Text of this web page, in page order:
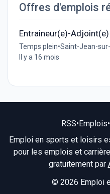
Offres d'emplois
Entraineur(e)-Adjoint(e)
Temps plein•Saint-Jean-
Il y a 16 mois
RSS•Emplois•
Emploi en sports et loisirs
pour les emplois et
gratuitement par
© 2026 Emploi